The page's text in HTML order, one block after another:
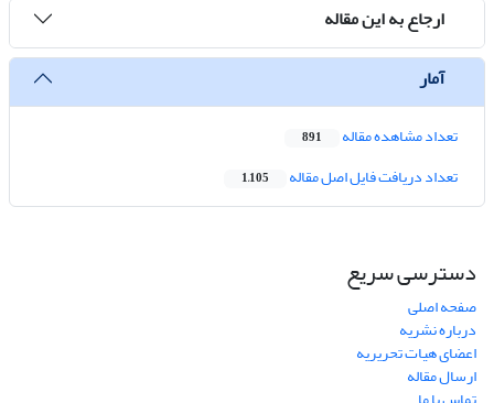
ارجاع به این مقاله
آمار
تعداد مشاهده مقاله 891
تعداد دریافت فایل اصل مقاله 1,105
دسترسی سریع
صفحه اصلی
درباره نشریه
اعضای هیات تحریریه
ارسال مقاله